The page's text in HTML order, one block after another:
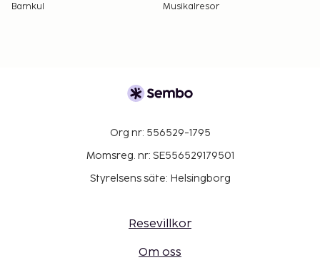
Barnkul
Musikalresor
Org nr: 556529-1795
Momsreg. nr: SE556529179501
Styrelsens säte: Helsingborg
Resevillkor
Om oss